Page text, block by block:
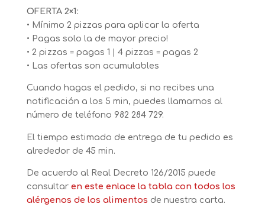
OFERTA 2×1:
• Mínimo 2 pizzas para aplicar la oferta
• Pagas solo la de mayor precio!
• 2 pizzas = pagas 1 | 4 pizzas = pagas 2
• Las ofertas son acumulables
Cuando hagas el pedido, si no recibes una
notificación a los 5 min, puedes llamarnos al
número de teléfono 982 284 729.
El tiempo estimado de entrega de tu pedido es
alrededor de 45 min.
De acuerdo al Real Decreto 126/2015 puede
consultar en este enlace la tabla con todos los
alérgenos de los alimentos de nuestra carta.